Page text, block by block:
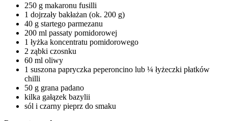
250 g makaronu fusilli
1 dojrzały bakłażan (ok. 200 g)
40 g startego parmezanu
200 ml passaty pomidorowej
1 łyżka koncentratu pomidorowego
2 ząbki czosnku
60 ml oliwy
1 suszona papryczka peperoncino lub ¼ łyżeczki płatków
chilli
50 g grana padano
kilka gałązek bazylii
sól i czarny pieprz do smaku